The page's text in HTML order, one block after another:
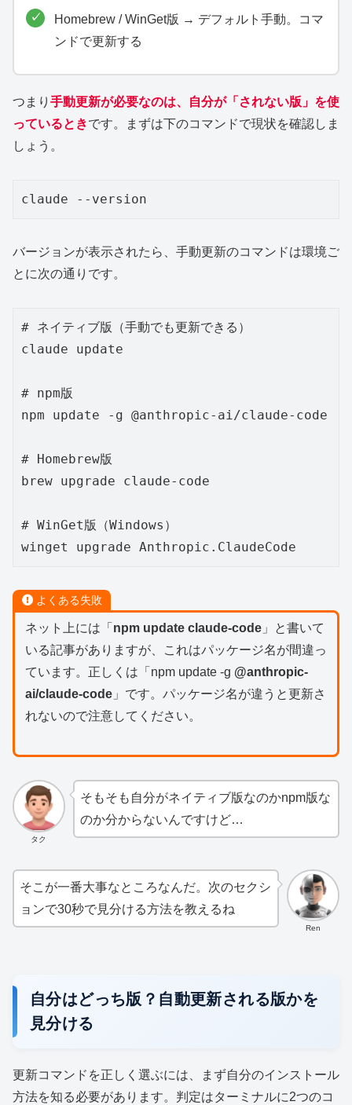
Homebrew / WinGet版 → デフォルト手動。コマ
ンドで更新する
つまり 手動更新が必要なのは、自分が「されない版」を使
っているときです。まずは下のコマンドで現状を確認しま
しょう。
claude --version
バージョンが表示されたら、手動更新のコマンドは環境ご
とに次の通りです。
# ネイティブ版（手動でも更新できる）
claude update
# npm版
npm update -g @anthropic-ai/claude-code
# Homebrew版
brew upgrade claude-code
# WinGet版（Windows）
winget upgrade Anthropic.ClaudeCode
よくある失敗
ネット上には「 npm update claude-code」と書いて
いる記事がありますが、これはパッケージ名が間違っ
ています。正しくは「npm update -g @anthropic-
ai/claude-code」です。パッケージ名が違うと更新さ
れないので注意してください。
タク
そもそも自分がネイティブ版なのかnpm版な
のか分からないんですけど…
Ren
そこが一番大事なところなんだ。次のセクシ
ョンで30秒で見分ける方法を教えるね
自分はどっち版？自動更新される版かを
見分ける
更新コマンドを正しく選ぶには、まず自分のインストール
方法を知る必要があります。判定はターミナルに2つのコ